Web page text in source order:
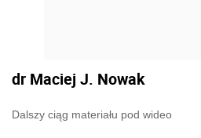
dr Maciej J. Nowak
Dalszy ciąg materiału pod wideo